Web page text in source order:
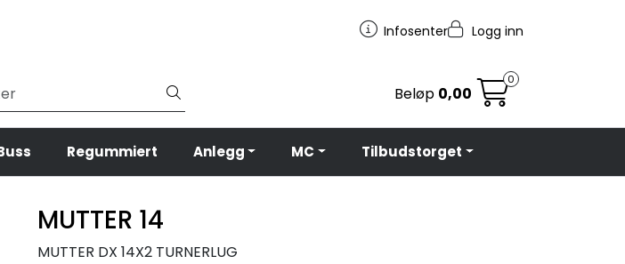
Infosenter Logg inn
Beløp 0,00
0
Regummiert Anlegg MC Tilbudstorget
MUTTER 14
MUTTER DX 14X2 TURNERLUG